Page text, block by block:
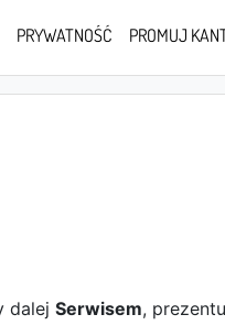
PRYWATNOŚĆ PROMUJ
dalej Serwisem,